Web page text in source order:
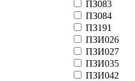
ПЗ083
ПЗ084
ПЗ191
ПЗИ026
ПЗИ027
ПЗИ035
ПЗИ042